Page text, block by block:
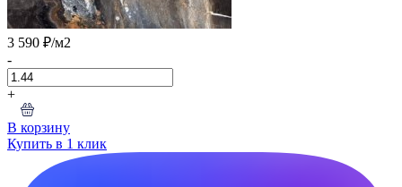
3 590 ₽/м2
-
+
В корзину
Купить в 1 клик